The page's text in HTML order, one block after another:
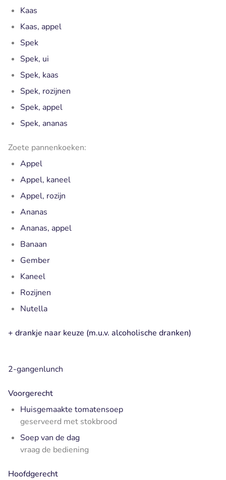
Kaas
Kaas, appel
Spek
Spek, ui
Spek, kaas
Spek, rozijnen
Spek, appel
Spek, ananas
Zoete pannenkoeken:
Appel
Appel, kaneel
Appel, rozijn
Ananas
Ananas, appel
Banaan
Gember
Kaneel
Rozijnen
Nutella
+ drankje naar keuze (m.u.v. alcoholische dranken)
2-gangenlunch
Voorgerecht
Huisgemaakte tomatensoep
geserveerd met stokbrood
Soep van de dag
vraag de bediening
Hoofdgerecht